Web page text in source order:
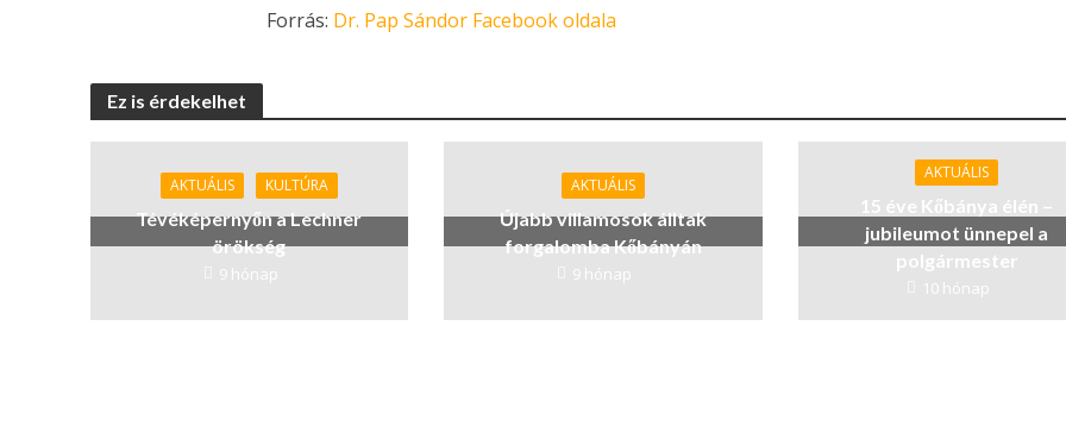
Forrás: Dr. Pap Sándor Facebook oldala
Ez is érdekelhet
AKTUÁLIS KULTÚRA
Tévéképernyőn a Lechner
örökség
9 hónap
AKTUÁLIS
Újabb villamosok álltak
forgalomba Kőbányán
9 hónap
AKTUÁLIS
15 éve Kőbánya élén –
jubileumot ünnepel a
polgármester
10 hónap